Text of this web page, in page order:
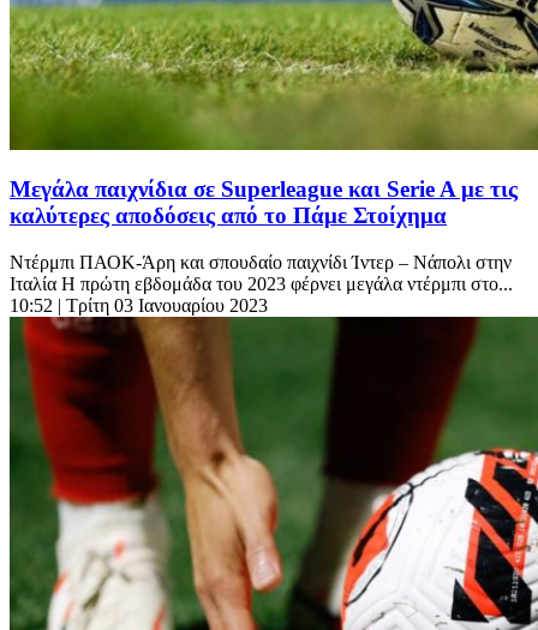
Μεγάλα παιχνίδια σε Superleague και Serie A με τις
καλύτερες αποδόσεις από το Πάμε Στοίχημα
Ντέρμπι ΠΑΟΚ-Άρη και σπουδαίο παιχνίδι Ίντερ – Νάπολι στην
Ιταλία Η πρώτη εβδομάδα του 2023 φέρνει μεγάλα ντέρμπι στο...
10:52 | Τρίτη 03 Ιανουαρίου 2023